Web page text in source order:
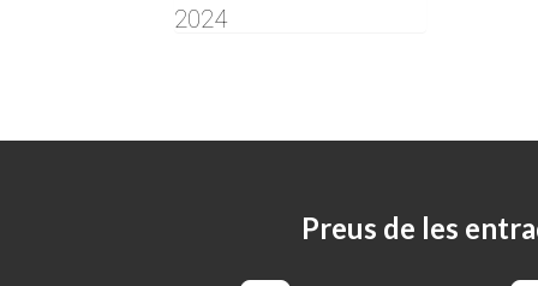
2024
Preus de les